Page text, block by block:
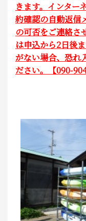
きます。インター
約確認の自動返信
の可否をご連絡さ
は申込から2日後
がない場合、恐れ
ださい。【090-